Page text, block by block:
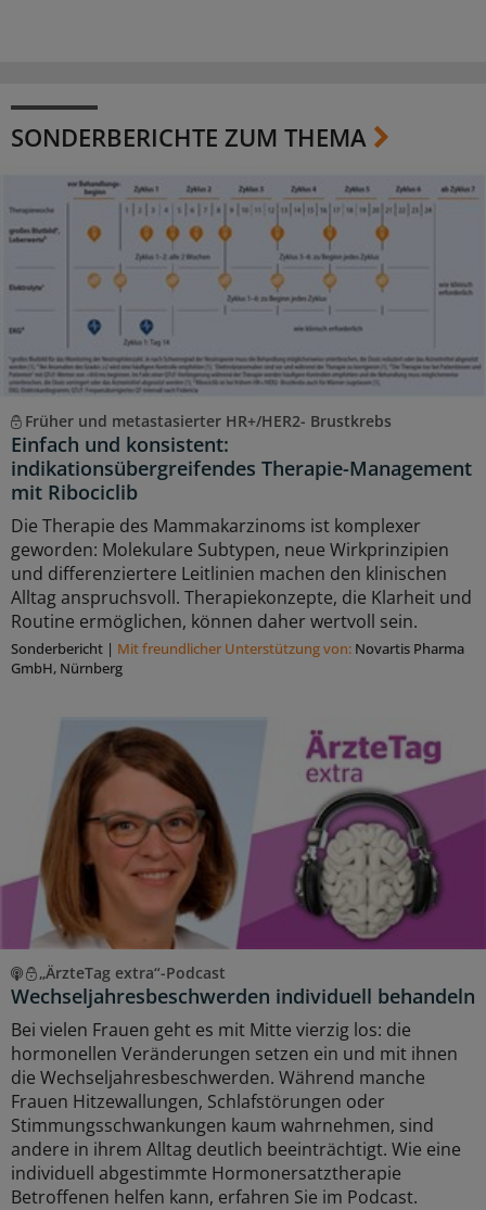
SONDERBERICHTE ZUM THEMA
Früher und metastasierter HR+/HER2- Brustkrebs
Einfach und konsistent:
indikationsübergreifendes Therapie-Management
mit Ribociclib
Die Therapie des Mammakarzinoms ist komplexer
geworden: Molekulare Subtypen, neue Wirkprinzipien
und differenziertere Leitlinien machen den klinischen
Alltag anspruchsvoll. Therapiekonzepte, die Klarheit und
Routine ermöglichen, können daher wertvoll sein.
Sonderbericht | Mit freundlicher Unterstützung von: Novartis Pharma
GmbH, Nürnberg
„ÄrzteTag extra“-Podcast
Wechseljahresbeschwerden individuell behandeln
Bei vielen Frauen geht es mit Mitte vierzig los: die
hormonellen Veränderungen setzen ein und mit ihnen
die Wechseljahresbeschwerden. Während manche
Frauen Hitzewallungen, Schlafstörungen oder
Stimmungsschwankungen kaum wahrnehmen, sind
andere in ihrem Alltag deutlich beeinträchtigt. Wie eine
individuell abgestimmte Hormonersatztherapie
Betroffenen helfen kann, erfahren Sie im Podcast.